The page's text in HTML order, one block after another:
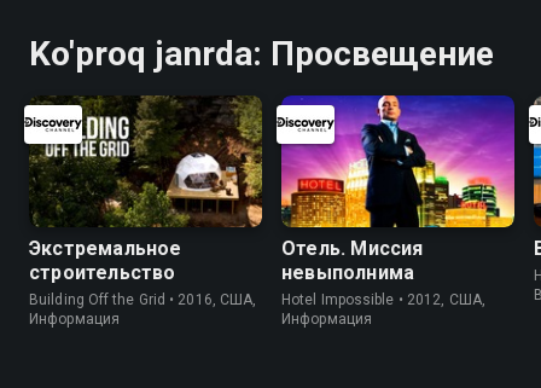
Ko'proq janrda: Просвещение
Экстремальное
строительство
Building Off the Grid • 2016, США,
Информация
Отель. Миссия
невыполнима
Hotel Impossible • 2012, США,
Информация